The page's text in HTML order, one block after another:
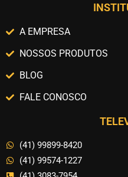
A EMPRESA
NOSSOS PRODUTOS
BLOG
FALE CONOSCO
(41) 99899-8420
(41) 99574-1227